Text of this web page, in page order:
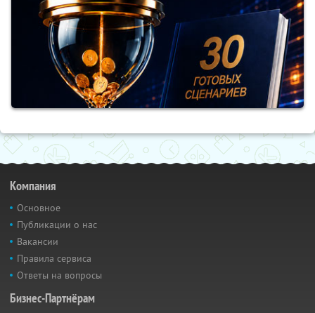
Компания
Основное
Публикации о нас
Вакансии
Правила сервиса
Ответы на вопросы
Бизнес-Партнёрам